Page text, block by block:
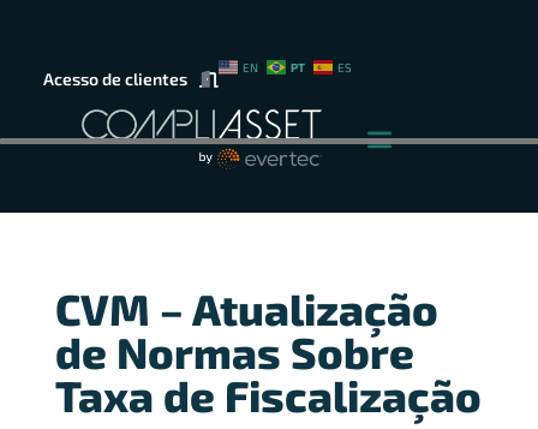
Acesso de clientes
EN PT ES
CVM – Atualização
de Normas Sobre
Taxa de Fiscalização